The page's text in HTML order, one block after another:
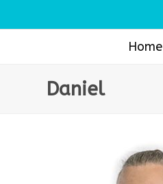
to
Home
Daniel